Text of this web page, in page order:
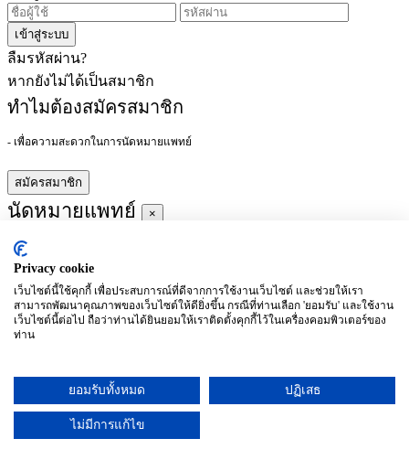
เข้าสู่ระบบ
ลืมรหัสผ่าน?
หากยังไม่ได้เป็นสมาชิก
ทำไมต้องสมัครสมาชิก
- เพื่อความสะดวกในการนัดหมายแพทย์
สมัครสมาชิก
นัดหมายแพทย์ ×
ผู้ชำนาญการ
ประจำ :
อาทิตย์
จันทร์
(27/09)
อังคาร
(28/09)
พุธ
พฤหัสบดี
ศุกร์
เสาร์
Privacy cookie
เว็บไซต์นี้ใช้คุกกี้ เพื่อประสบการณ์ที่ดีจากการใช้งานเว็บไซต์ และช่วยให้เรา
สามารถพัฒนาคุณภาพของเว็บไซต์ให้ดียิ่งขึ้น กรณีที่ท่านเลือก 'ยอมรับ' และใช้งาน
เว็บไซต์นี้ต่อไป ถือว่าท่านได้ยินยอมให้เราติดตั้งคุกกี้ไว้ในเครื่องคอมพิวเตอร์ของ
ท่าน
ยอมรับทั้งหมด ปฏิเสธ
ไม่มีการแก้ไข